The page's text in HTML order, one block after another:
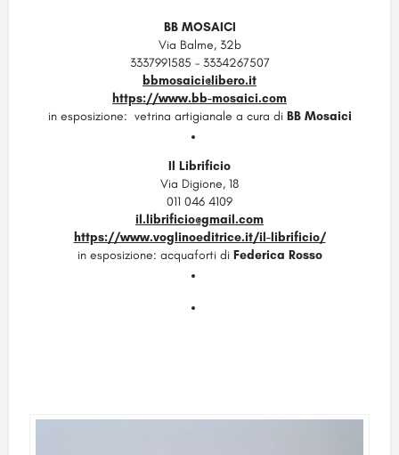
BB MOSAICI
Via Balme, 32b
3337991585 – 3334267507
bbmosaici@libero.it
https://www.bb-mosaici.com
in esposizione: vetrina artigianale a cura di BB Mosaici
Il Librificio
Via Digione, 18
011 046 4109
il.librificio@gmail.com
https://www.voglinoeditrice.it/il-librificio/
in esposizione: acquaforti di Federica Rosso